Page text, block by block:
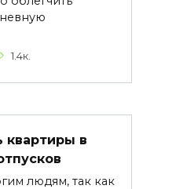
1.4к.
квартиры в
людям, так как